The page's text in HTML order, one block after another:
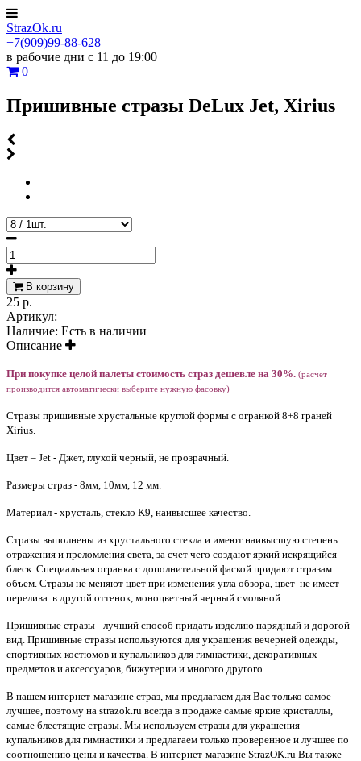
StrazOk.ru
+7(909)99-88-628
в рабочие дни с 11 до 19:00
0
Пришивные стразы DeLux Jet, Xirius
В корзину
25 р.
Артикул:
Наличие: Есть в наличии
Описание
При покупке целой палеты стоимость страз дешевле на 30%. (расчет
производится автоматически выберите нужную фасовку)
Стразы пришивные хрустальные круглой формы с огранкой 8+8 граней
Xirius.
Цвет – Jet - Джет, глухой черный, не прозрачный.
Размеры страз - 8мм, 10мм, 12 мм.
Материал - хрусталь, стекло K9, наивысшее качество.
Стразы выполнены из хрустального стекла и имеют наивысшую степень
отражения и преломления света, за счет чего создают яркий искрящийся
блеск. Специальная огранка с дополнительной фаской придают стразам
объем. Стразы не меняют цвет при изменения угла обзора, цвет не имеет
перелива в другой оттенок, моноцветный черный смоляной.
Пришивные стразы - лучший способ придать изделию нарядный и дорогой
вид. Пришивные стразы используются для украшения вечерней одежды,
спортивных костюмов и купальников для гимнастики, декоративных
предметов и аксессуаров, бижутерии и многого другого.
В нашем интернет-магазине страз, мы предлагаем для Вас только самое
лучшее, поэтому на strazok.ru всегда в продаже самые яркие кристаллы,
самые блестящие стразы. Мы используем стразы для украшения
купальников для гимнастики и предлагаем только проверенное и лучшее по
соотношению цены и качества. В интернет-магазине StrazOK.ru Вы также